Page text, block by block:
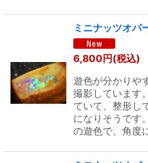
ミニナッツオパ
6,800円(税込)
遊色が分かりや
撮影しています
ていて、整形し
になりそうです
の遊色で、角度